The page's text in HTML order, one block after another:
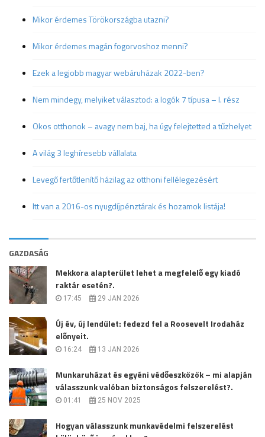
Mikor érdemes Törökországba utazni?
Mikor érdemes magán fogorvoshoz menni?
Ezek a legjobb magyar webáruházak 2022-ben?
Nem mindegy, melyiket választod: a logók 7 típusa – I. rész
Okos otthonok – avagy nem baj, ha úgy felejtetted a tűzhelyet
A világ 3 leghíresebb vállalata
Levegő fertőtlenítő házilag az otthoni fellélegezésért
Itt van a 2016-os nyugdíjpénztárak és hozamok listája!
GAZDASÁG
Mekkora alapterület lehet a megfelelő egy kiadó
raktár esetén?.
17:45 29 JAN 2026
Új év, új lendület: fedezd fel a Roosevelt Irodaház
előnyeit.
16:24 13 JAN 2026
Munkaruházat és egyéni védőeszközök – mi alapján
válasszunk valóban biztonságos felszerelést?.
01:41 25 NOV 2025
Hogyan válasszunk munkavédelmi felszerelést